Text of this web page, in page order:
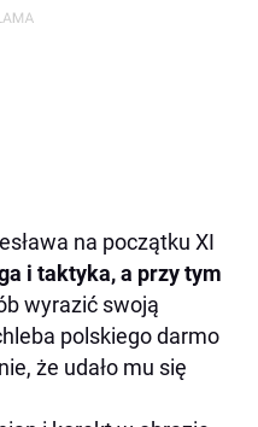
na początku XI
i taktyka, a przy tym
wyrazić swoją
polskiego darmo
że udało mu się